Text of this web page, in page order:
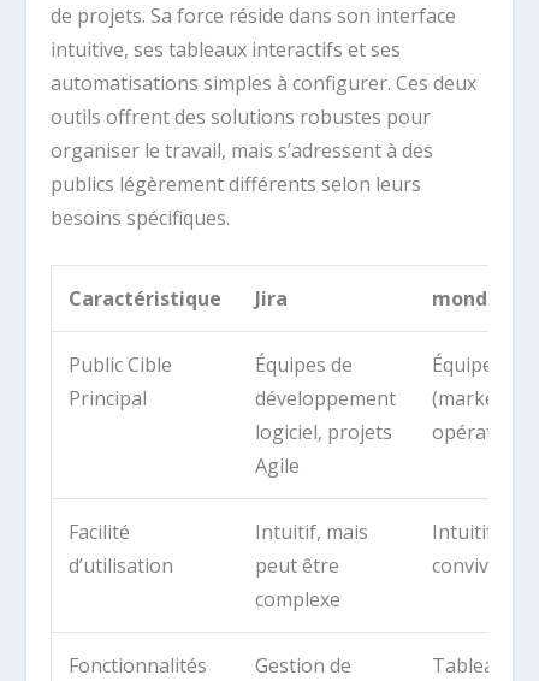
de projets. Sa force réside dans son interface
intuitive, ses tableaux interactifs et ses
automatisations simples à configurer. Ces deux
outils offrent des solutions robustes pour
organiser le travail, mais s’adressent à des
publics légèrement différents selon leurs
besoins spécifiques.
Caractéristique Jira
Public Cible
Principal
Équipes de
développement
logiciel, projets
Agile
Équipes
(marketing,
opérations,
Facilité
d’utilisation
Intuitif, mais
peut être
complexe
Intuitif et
convivial
Fonctionnalités
Gestion de
Tableaux